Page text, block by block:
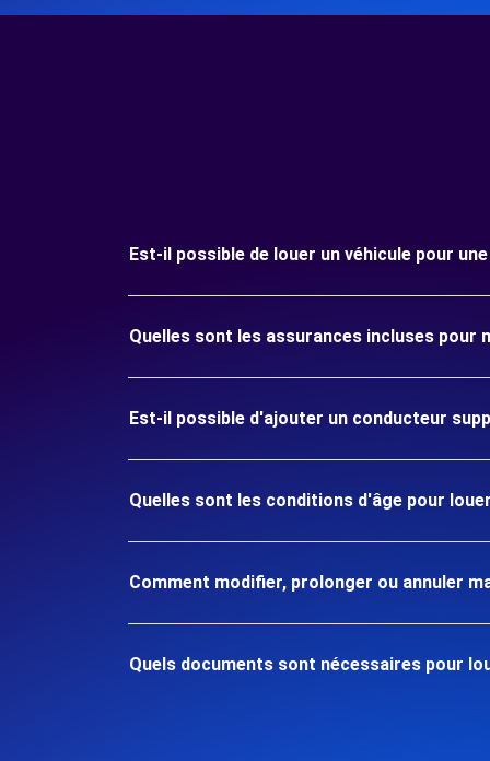
Est-il possible de louer un véhicule pour
Quelles sont les assurances incluses pour
Est-il possible d'ajouter un conducteur
Quelles sont les conditions d'âge pour
Comment modifier, prolonger ou annuler
Quels documents sont nécessaires pour